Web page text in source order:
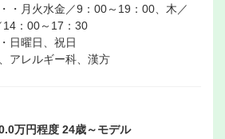
・月火水金／9：00～19：00、木／
：00～17：30
日曜日、祝日
アレルギー科、漢方
万円程度 24歳～モデル